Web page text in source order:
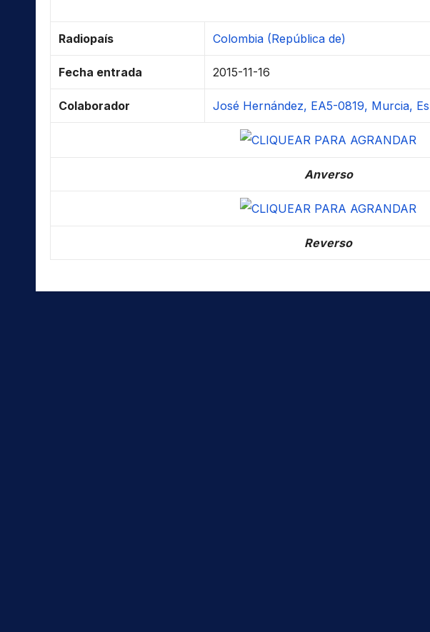
Radiopaís Colombia (República de)
Fecha entrada 2015-11-16
Colaborador José Hernández, EA5-0819, Murcia,
Anverso
Reverso